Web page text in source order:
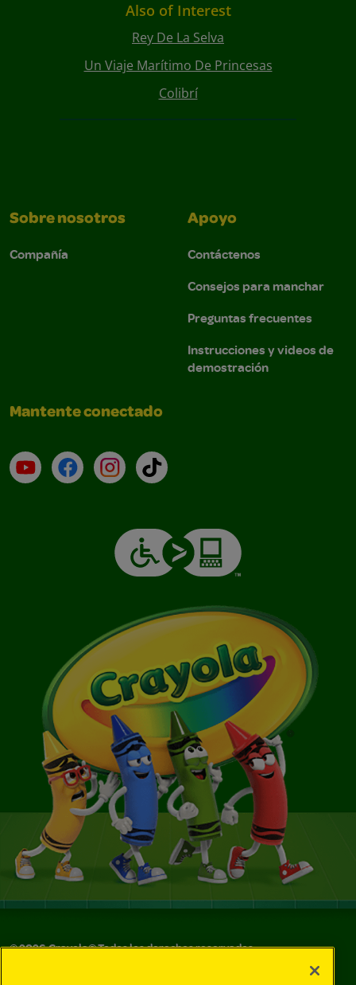
Also of Interest
Rey De La Selva
Un Viaje Marítimo De Princesas
Colibrí
Sobre nosotros
Compañía
Apoyo
Contáctenos
Consejos para manchar
Preguntas frecuentes
Instrucciones y videos de
demostración
Mantente conectado
YouTube (en inglés)
Facebook (en inglés)
Instagram (en inglés)
TikTok
©2026Crayola® Todos los derechos reservados.